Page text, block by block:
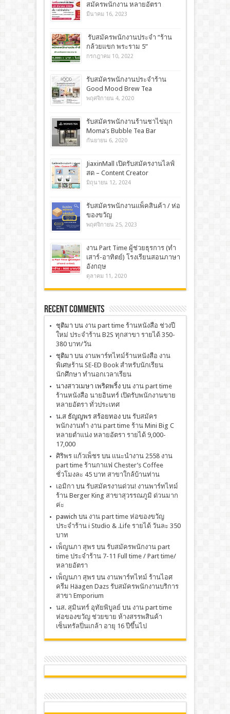
สมัครพนักงาน หลายอัตรา
มีนาคม 16, 2023
รับสมัครพนักงานประจำ “ร้าน
กล้วยแขก พระราม 5”
กรกฎาคม 10, 2022
รับสมัครพนักงานประจำร้าน
Good Mood Brew Tea
พฤศจิกายน 4, 2020
รับสมัครพนักงานร้านชาไข่มุก
Moma’s Bubble Tea Bar
กันยายน 6, 2020
JiaxinMall เปิดรับสมัครงานไลฟ์
สด – Content Creator
มิถุนายน 12, 2024
รับสมัครพนักงานแพ็คสินค้า / ห่อ
ของขวัญ
พฤศจิกายน 25, 2023
งาน Part Time ผู้ช่วยธุรการ (ทำ
เสาร์-อาทิตย์) โรงเรียนสอนภาษา
อังกฤษ
ตุลาคม 11, 2020
Recent Comments
ชุติมา บน งาน part time ร้านหนังสือ ช่วงปี
ใหม่ ประจำร้าน B2S ทุกสาขา รายได้ 350-
380 บาท/วัน
ชุติมา บน งานพาร์ทไทม์ร้านหนังสือ งาน
พิเศษร้าน SE-ED Book สำหรับนักเรียน
นักศึกษา ทำนอกเวลาเรียน
นางสาวเมษา เพริดพริ้งบน งาน part time
ร้านหนังสือ นายอินทร์ เปิดรับพนักงานขาย
หลายอัตรา ทั่วประเทศ
น.ส ธัญญพร สร้อยทองบน รับสมัคร
พนักงานทำ งาน part time ร้าน Mini Big C
หลายตำแน่ง หลายอัตรา รายได้ 9,000-
17,000
ศิริพร แก้วเพ็ชรบน เเนะนำงาน 2558 งาน
part time ร้านกาแฟ Chester’s Coffee
ชั่วโมงละ 45 บาท สาขาใกล้บ้านท่าน
เอมิกา บน รับสมัครงานด่วน! งานพาร์ทไทม์
ร้าน Berger King สาขาสุวรรณภูมิ ด่วนมาก
ค่ะ
pawich บน งาน part time ห่อของขวัญ
ประจำร้าน i Studio & .Life รายได้ วันละ 350
บาท
เพ็ญนภา สุพรบน รับสมัครพนักงาน part
time ประจำร้าน 7-11 Full time / Part time/
หลายอัตรา
เพ็ญนภา สุพรบน งานพาร์ทไทม์ ร้านไอศ
ครีม Häagen Dazs รับสมัครพนักงานบริการ
สาขา Emporium
นส. สุมินทร์ อุทัยพิบูลย์ บน งาน part time
ห่อของขวัญ ช่วยขาย ห้างสรรพสินค้า
เซ็นทรัลปิ่นเกล้า อายุ 16 ปีขึ้นไป